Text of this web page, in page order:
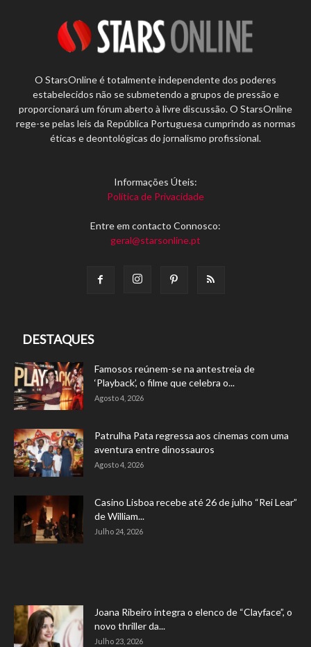
O StarsOnline é totalmente independente dos poderes
estabelecidos não se submetendo a grupos de pressão e
proporcionará um fórum aberto à livre discussão. O StarsOnline
rege-se pelas leis da República Portuguesa cumprindo as normas
éticas e deontológicas do jornalismo profissional.
Informações Úteis:
Política de Privacidade
Entre em contacto Connosco:
geral@starsonline.pt
DESTAQUES
Famosos reúnem-se na antestreia de
‘Playback’, o filme que celebra o...
Agosto 4, 2026
Patrulha Pata regressa aos cinemas com uma
aventura entre dinossauros
Agosto 4, 2026
Casino Lisboa recebe até 26 de julho “Rei Lear”
de William...
Julho 24, 2026
Joana Ribeiro integra o elenco de “Clayface”, o
novo thriller da...
Julho 23, 2026